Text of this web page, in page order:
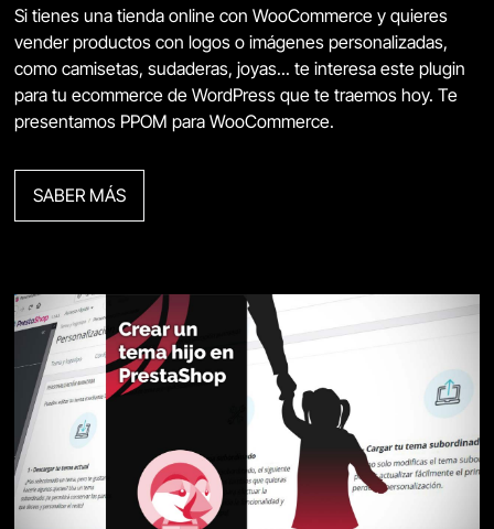
Si tienes una tienda online con WooCommerce y quieres
vender productos con logos o imágenes personalizadas,
como camisetas, sudaderas, joyas... te interesa este plugin
para tu ecommerce de WordPress que te traemos hoy. Te
presentamos PPOM para WooCommerce.
SABER MÁS